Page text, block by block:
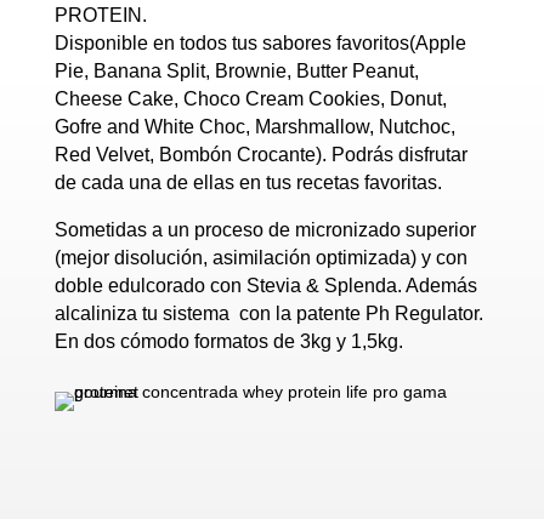
PROTEIN.
Disponible en todos tus sabores favoritos(Apple
Pie, Banana Split, Brownie, Butter Peanut,
Cheese Cake, Choco Cream Cookies, Donut,
Gofre and White Choc, Marshmallow, Nutchoc,
Red Velvet, Bombón Crocante). Podrás disfrutar
de cada una de ellas en tus recetas favoritas.
Sometidas a un proceso de micronizado superior
(mejor disolución, asimilación optimizada) y con
doble edulcorado con Stevia & Splenda. Además
alcaliniza tu sistema con la patente Ph Regulator.
En dos cómodo formatos de 3kg y 1,5kg.